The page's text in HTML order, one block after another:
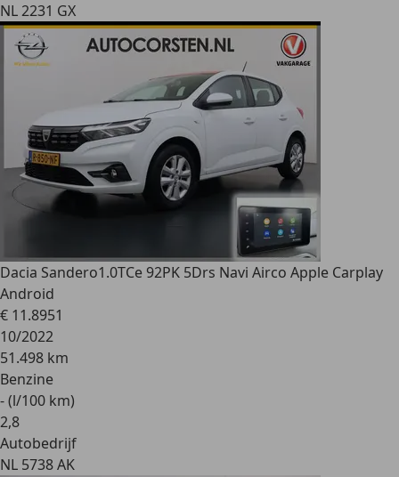
NL 2231 GX
Dacia Sandero1.0TCe 92PK 5Drs Navi Airco Apple Carplay
Android
€ 11.8951
10/2022
51.498 km
Benzine
- (l/100 km)
2,8
Autobedrijf
NL 5738 AK